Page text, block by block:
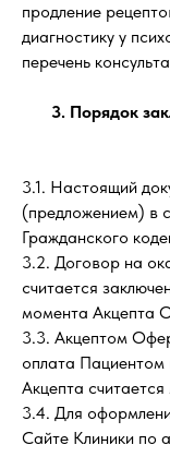
продление
диагностику у
перечень
3. Порядок
3.1. Настоящий
(предложением) в
Гражданского
3.2. Договор на
считается
момента Акцепта
3.3. Акцептом
оплата
Акцепта
3.4. Для
Сайте Клиники по